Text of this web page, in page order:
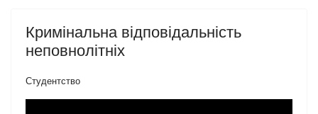
Кримінальна відповідальність
неповнолітніх
Студентство